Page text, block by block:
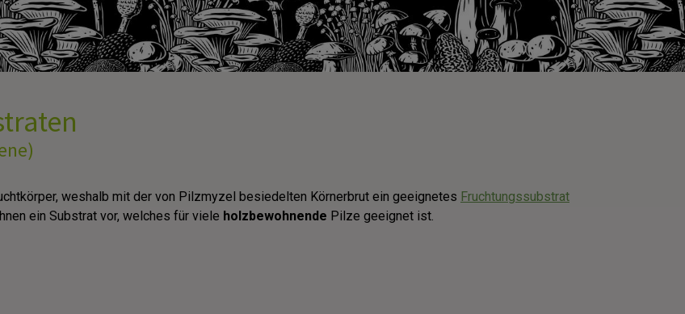
weshalb mit der von Pilzmyzel besiedelten Körnerbrut ein geeignetes Fruchtungssubstrat
ein Substrat vor, welches für viele holzbewohnende Pilze geeignet ist.